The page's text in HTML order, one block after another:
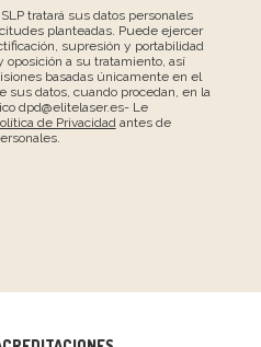
tratará sus datos personales
planteadas. Puede ejercer
supresión y portabilidad
a su tratamiento, así
basadas únicamente en el
sus datos, cuando procedan, en la
dpd@elitelaser.es- Le
de Privacidad antes de